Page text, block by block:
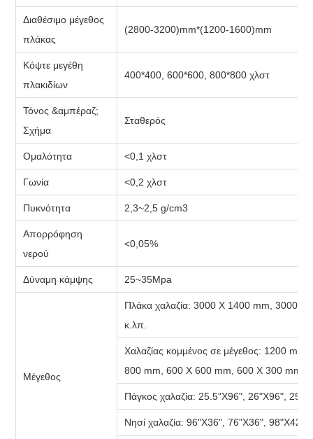
Διαθέσιμο μέγεθος
πλάκας
(2800-3200)mm*(1200-1600)mm
Κόψτε μεγέθη
πλακιδίων
400*400, 600*600, 800*800 χλστ
Τόνος &αμπέραζ;
Σχήμα
Σταθερός
Ομαλότητα <0,1 χλστ
Γωνία <0,2 χλστ
Πυκνότητα 2,3~2,5 g/cm3
Απορρόφηση
νερού
<0,05%
Δύναμη κάμψης 25~35Mpa
Μέγεθος
Πλάκα χαλαζία: 3000 X 1400 mm, 3000 X
κ.λπ.
Χαλαζίας κομμένος σε μέγεθος: 1200 mm
800 mm, 600 X 600 mm, 600 X 300 mm,
Πάγκος χαλαζία: 25.5"X96", 26"X96",
Νησί χαλαζία:96"X36", 76"X36", 98"Χ42",